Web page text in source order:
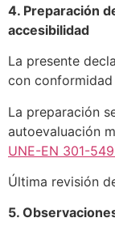
4. Preparación
accesibilidad
La presente
con conformidad
La preparación
autoevaluación
UNE-EN 301-
Última revisión
5.